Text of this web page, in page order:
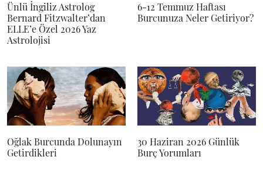
Ünlü İngiliz Astrolog
Bernard Fitzwalter’dan
ELLE’e Özel 2026 Yaz
Astrolojisi
6-12 Temmuz Haftası
Burcunuza Neler Getiriyor?
Oğlak Burcunda Dolunayın
Getirdikleri
30 Haziran 2026 Günlük
Burç Yorumları